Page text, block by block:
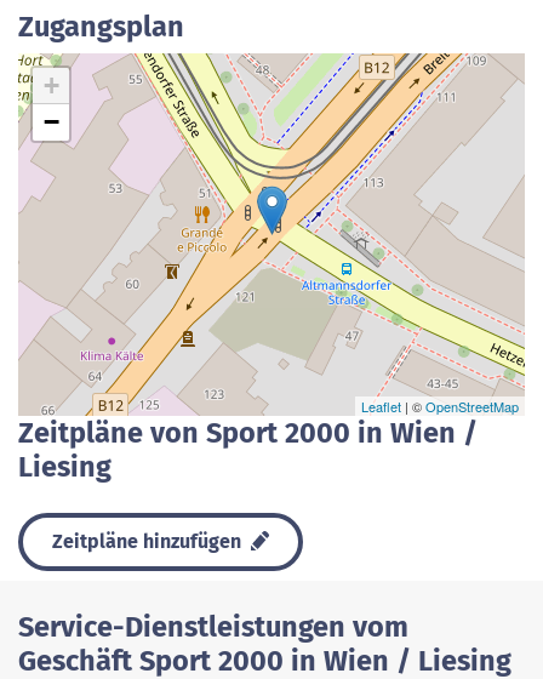
Zugangsplan
+
−
Leaflet | ©OpenStreetMap
Zeitpläne von Sport 2000 in Wien /
Liesing
Zeitpläne hinzufügen
Service-Dienstleistungen vom
Geschäft Sport 2000 in Wien / Liesing